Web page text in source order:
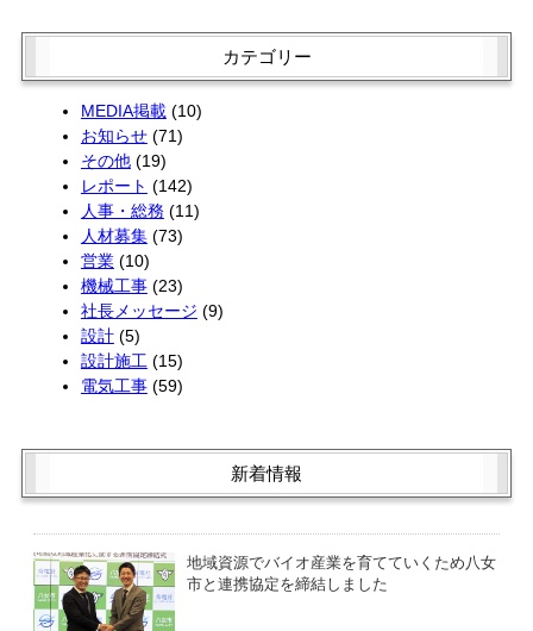
1月 (2)
1月 (2)
4月 (1)
2月 (4)
カテゴリー
MEDIA掲載(10)
お知らせ(71)
その他(19)
レポート (142)
人事・総務 (11)
人材募集(73)
営業(10)
機械工事(23)
社長メッセージ (9)
設計(5)
設計施工 (15)
電気工事(59)
新着情報
地域資源でバイオ産業を育てていくため八女
市と連携協定を締結しました